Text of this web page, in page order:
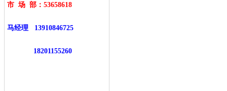
市 场 部： 53658618
马经理 13910846725
18201155260